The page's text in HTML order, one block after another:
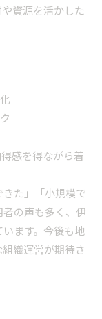
資源を活かした
感を得ながら着
きた」「小規模で
の声も多く、伊
ます。今後も地
織運営が期待さ